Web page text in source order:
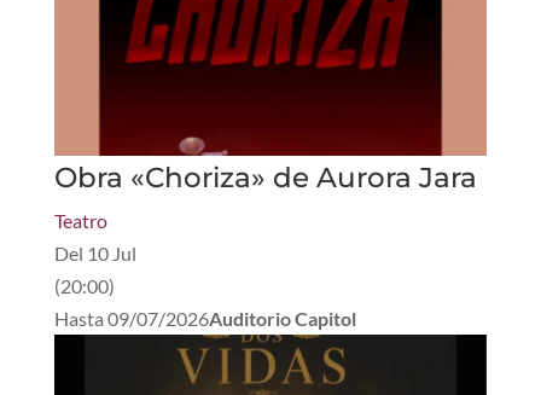
Obra «Choriza» de Aurora Jara
Teatro
Del 10 Jul
(20:00)
Hasta 09/07/2026Auditorio Capitol